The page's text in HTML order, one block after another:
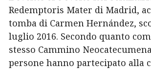
Redemptoris Mater di Madrid,
tomba di Carmen Hernández,
luglio 2016. Secondo quanto
stesso Cammino
persone hanno partecipato alla